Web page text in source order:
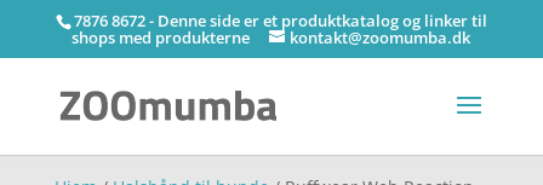
7876 8672 - Denne side er et produktkatalog og linker til
shops med produkterne kontakt@zoomumba.dk